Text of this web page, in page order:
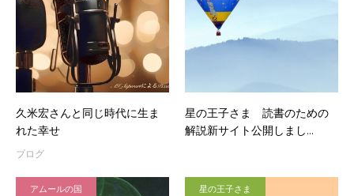
久米宏さんと同じ時代に生ま
れた幸せ
ブログ
星の王子さま 読書のための
解説新サイト公開しまし…
アムールの国 星の王子さま